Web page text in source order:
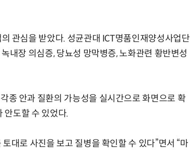
관심을 받았다. 성균관대 ICT명품인재양성사업단
내장 의심증, 당뇨성 망막병증, 노화관련 황반변성
종 안과 질환의 가능성을 실시간으로 화면으로 확
안도할 수 있었다.
대로 사진을 보고 질병을 확인할 수 있다”면서 “마